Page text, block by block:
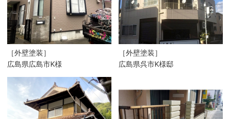
［外壁塗装］
広島県広島市K様
［外壁塗装］
広島県呉市K様邸